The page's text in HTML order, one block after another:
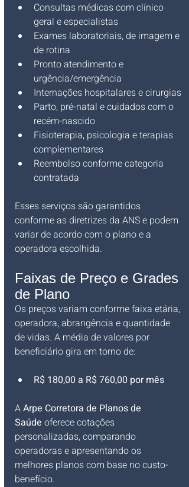
Consultas médicas com clínico
geral e especialistas
Exames laboratoriais, de imagem e
de rotina
Pronto atendimento e
urgência/emergência
Internações hospitalares e cirurgias
Parto, pré-natal e cuidados com o
recém-nascido
Fisioterapia, psicologia e terapias
complementares
Reembolso conforme categoria
contratada
Esses serviços são garantidos
conforme as diretrizes da ANS e podem
variar de acordo com o plano e a
operadora escolhida.
Faixas de Preço e Grades
de Plano
Os preços variam conforme faixa etária,
operadora, abrangência e quantidade
de vidas. A média de valores por
beneficiário gira em torno de:
R$ 180,00 a R$ 760,00 por mês
A Arpe Corretora de Planos de
Saúde oferece cotações
personalizadas, comparando
operadoras e apresentando os
melhores planos com base no custo-
benefício.